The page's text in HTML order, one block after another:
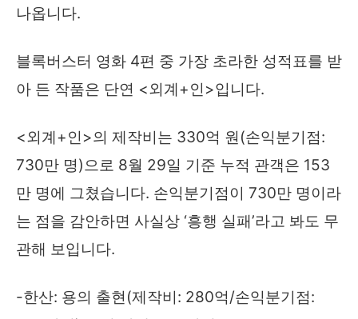
나옵니다.
블록버스터 영화 4편 중 가장 초라한 성적표를 받
아 든 작품은 단연 <외계+인>입니다.
<외계+인>의 제작비는 330억 원(손익분기점:
730만 명)으로 8월 29일 기준 누적 관객은 153
만 명에 그쳤습니다. 손익분기점이 730만 명이라
는 점을 감안하면 사실상 ‘흥행 실패’라고 봐도 무
관해 보입니다.
-한산: 용의 출현(제작비: 280억/손익분기점: